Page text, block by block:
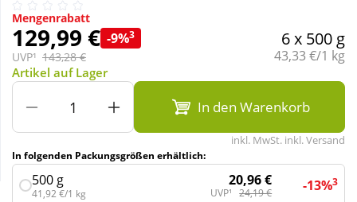
Sanitätshaus
Sport & Fitness
Wellness
Mengenrabatt
129,99 € -9%3
UVP¹ 143,28 €
6 x 500 g
Grundpreis:
43,33 €/1 kg
Artikel auf Lager
In den Warenkorb
inkl. MwSt. inkl. Versand
In folgenden Packungsgrößen erhältlich:
500 g
41,92 €/1 kg
20,96 €
UVP¹ 24,19 € -13%3